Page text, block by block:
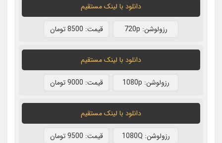
دانلود با لينک مستقيم
رزولوشن: 720p قيمت: 8500 تومان
دانلود با لينک مستقيم
رزولوشن: 1080p قيمت: 9000 تومان
دانلود با لينک مستقيم
رزولوشن: 1080Q قيمت: 9500 تومان